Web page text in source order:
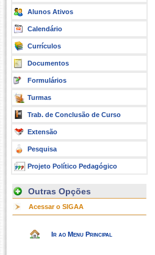
Alunos Ativos
Calendário
Currículos
Documentos
Formulários
Turmas
Trab. de Conclusão de Curso
Extensão
Pesquisa
Projeto Político Pedagógico
Outras Opções
Acessar o SIGAA
Ir ao Menu Principal